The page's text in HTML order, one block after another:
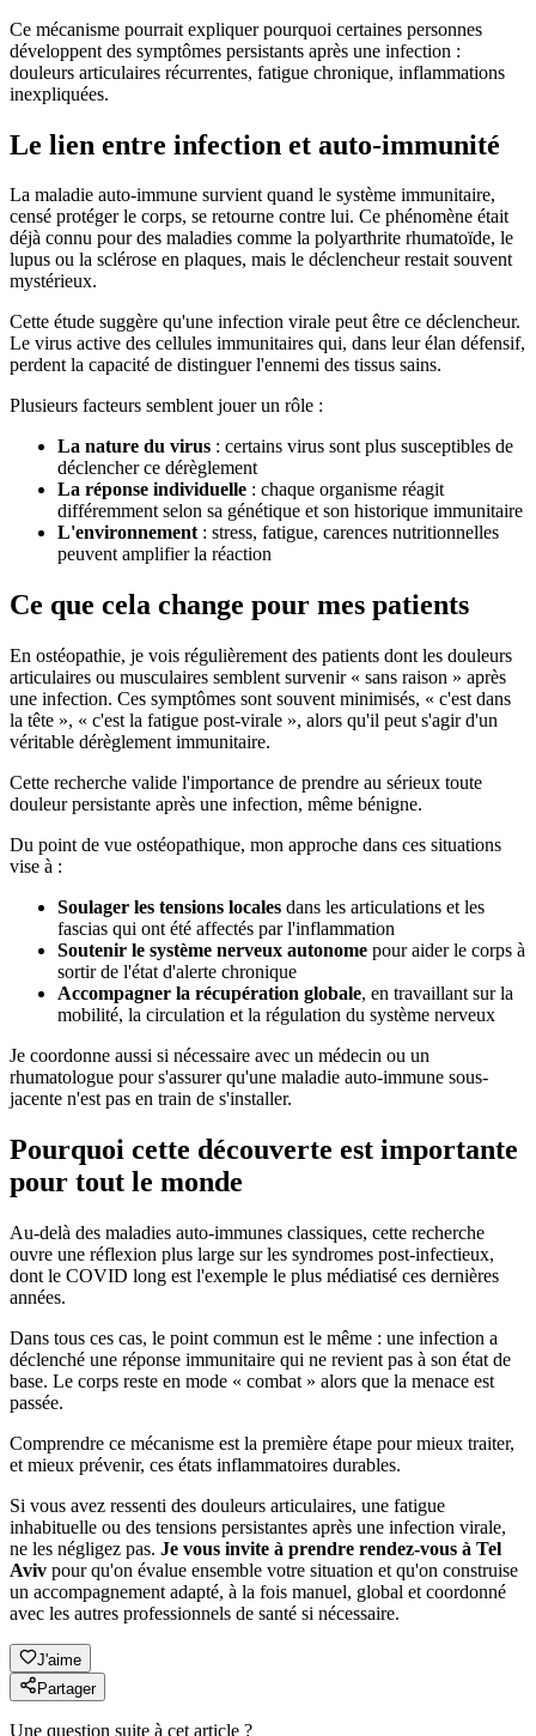
Ce mécanisme pourrait expliquer pourquoi certaines personnes
développent des symptômes persistants après une infection :
douleurs articulaires récurrentes, fatigue chronique, inflammations
inexpliquées.
Le lien entre infection et auto-immunité
La maladie auto-immune survient quand le système immunitaire,
censé protéger le corps, se retourne contre lui. Ce phénomène était
déjà connu pour des maladies comme la polyarthrite rhumatoïde, le
lupus ou la sclérose en plaques, mais le déclencheur restait souvent
mystérieux.
Cette étude suggère qu'une infection virale peut être ce déclencheur.
Le virus active des cellules immunitaires qui, dans leur élan défensif,
perdent la capacité de distinguer l'ennemi des tissus sains.
Plusieurs facteurs semblent jouer un rôle :
La nature du virus : certains virus sont plus susceptibles de
déclencher ce dérèglement
La réponse individuelle : chaque organisme réagit
différemment selon sa génétique et son historique immunitaire
L'environnement: stress, fatigue, carences nutritionnelles
peuvent amplifier la réaction
Ce que cela change pour mes patients
En ostéopathie, je vois régulièrement des patients dont les douleurs
articulaires ou musculaires semblent survenir « sans raison » après
une infection. Ces symptômes sont souvent minimisés, « c'est dans
la tête », « c'est la fatigue post-virale », alors qu'il peut s'agir d'un
véritable dérèglement immunitaire.
Cette recherche valide l'importance de prendre au sérieux toute
douleur persistante après une infection, même bénigne.
Du point de vue ostéopathique, mon approche dans ces situations
vise à :
Soulager les tensions locales dans les articulations et les
fascias qui ont été affectés par l'inflammation
Soutenir le système nerveux autonome pour aider le corps à
sortir de l'état d'alerte chronique
Accompagner la récupération globale, en travaillant sur la
mobilité, la circulation et la régulation du système nerveux
Je coordonne aussi si nécessaire avec un médecin ou un
rhumatologue pour s'assurer qu'une maladie auto-immune sous-
jacente n'est pas en train de s'installer.
Pourquoi cette découverte est importante
pour tout le monde
Au-delà des maladies auto-immunes classiques, cette recherche
ouvre une réflexion plus large sur les syndromes post-infectieux,
dont le COVID long est l'exemple le plus médiatisé ces dernières
années.
Dans tous ces cas, le point commun est le même : une infection a
déclenché une réponse immunitaire qui ne revient pas à son état de
base. Le corps reste en mode « combat » alors que la menace est
passée.
Comprendre ce mécanisme est la première étape pour mieux traiter,
et mieux prévenir, ces états inflammatoires durables.
Si vous avez ressenti des douleurs articulaires, une fatigue
inhabituelle ou des tensions persistantes après une infection virale,
ne les négligez pas. Je vous invite à prendre rendez-vous à Tel
Aviv pour qu'on évalue ensemble votre situation et qu'on construise
un accompagnement adapté, à la fois manuel, global et coordonné
avec les autres professionnels de santé si nécessaire.
J'aime
Partager
Une question suite à cet article ?